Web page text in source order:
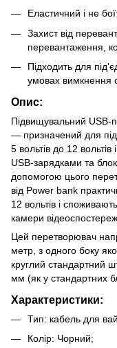
Еластичний і не
Захист від
перевантаження,
Підходить для
умовах вимкнення
Опис:
Підвищувальний USB-
— призначений для
5 вольтів до 12
USB-зарядками та
допомогою цього
від Power bank
12 вольтів і
камери
Цей перетворювач
метр, з одного боку
круглий стандартний
мм (як у стандартних
Характеристики:
Тип: кабель для
Колір: Чорний;